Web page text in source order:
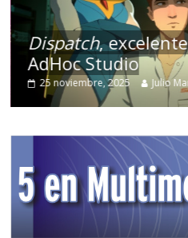
Dispatch,
AdHoc Studio
25 noviembre, 2025 Julio